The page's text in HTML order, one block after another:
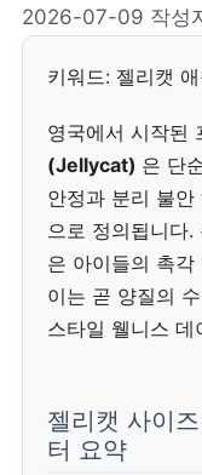
2026-07-09 작성
키워드: 젤리캣
영국에서 시작된
(Jellycat) 은 단
안정과 분리 불안
으로 정의됩니다
은 아이들의 촉
이는 곧 양질의
스타일 웰니스 데
젤리캣 사이
터 요약